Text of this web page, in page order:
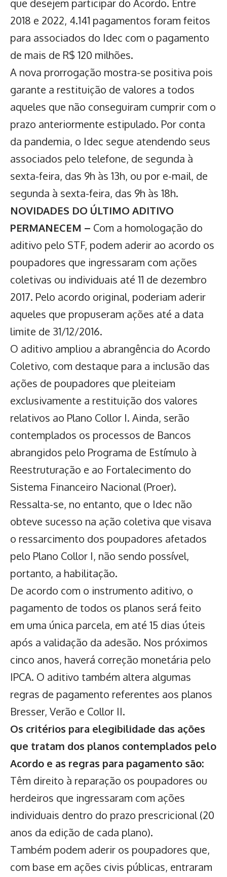
que desejem participar do Acordo. Entre
2018 e 2022, 4.141 pagamentos foram feitos
para associados do Idec com o pagamento
de mais de R$ 120 milhões.
A nova prorrogação mostra-se positiva pois
garante a restituição de valores a todos
aqueles que não conseguiram cumprir com o
prazo anteriormente estipulado. Por conta
da pandemia, o Idec segue atendendo seus
associados pelo telefone, de segunda à
sexta-feira, das 9h às 13h, ou por e-mail, de
segunda à sexta-feira, das 9h às 18h.
NOVIDADES DO ÚLTIMO ADITIVO
PERMANECEM – Com a homologação do
aditivo pelo STF, podem aderir ao acordo os
poupadores que ingressaram com ações
coletivas ou individuais até 11 de dezembro
2017. Pelo acordo original, poderiam aderir
aqueles que propuseram ações até a data
limite de 31/12/2016.
O aditivo ampliou a abrangência do Acordo
Coletivo, com destaque para a inclusão das
ações de poupadores que pleiteiam
exclusivamente a restituição dos valores
relativos ao Plano Collor I. Ainda, serão
contemplados os processos de Bancos
abrangidos pelo Programa de Estímulo à
Reestruturação e ao Fortalecimento do
Sistema Financeiro Nacional (Proer).
Ressalta-se, no entanto, que o Idec não
obteve sucesso na ação coletiva que visava
o ressarcimento dos poupadores afetados
pelo Plano Collor I, não sendo possível,
portanto, a habilitação.​
De acordo com o instrumento aditivo, o
pagamento de todos os planos será feito
em uma única parcela, em até 15 dias úteis
após a validação da adesão. Nos próximos
cinco anos, haverá correção monetária pelo
IPCA. O aditivo também altera algumas
regras de pagamento referentes aos planos
Bresser, Verão e Collor II.
Os critérios para elegibilidade das ações
que tratam dos planos contemplados pelo
Acordo e as regras para pagamento são:
Têm direito à reparação os poupadores ou
herdeiros que ingressaram com ações
individuais dentro do prazo prescricional (20
anos da edição de cada plano).
Também podem aderir os poupadores que,
com base em ações civis públicas, entraram